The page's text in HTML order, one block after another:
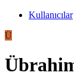
Kullanıcılar
Ü